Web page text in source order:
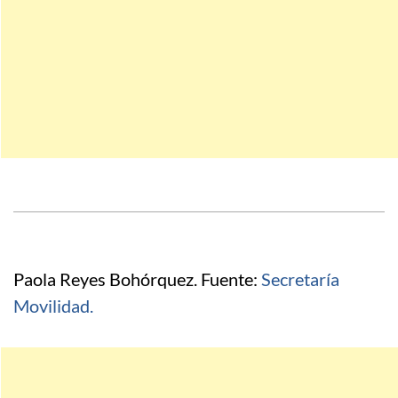
Paola Reyes Bohórquez. Fuente: Secretaría
Movilidad.